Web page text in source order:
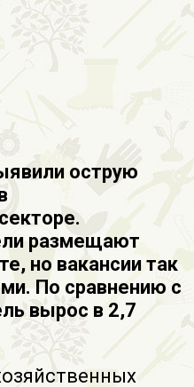
острую
размещают
но вакансии так
По сравнению с
вырос в 2,7